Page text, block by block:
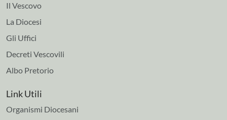
Il Vescovo
La Diocesi
Gli Uffici
Decreti Vescovili
Albo Pretorio
Link Utili
Organismi Diocesani